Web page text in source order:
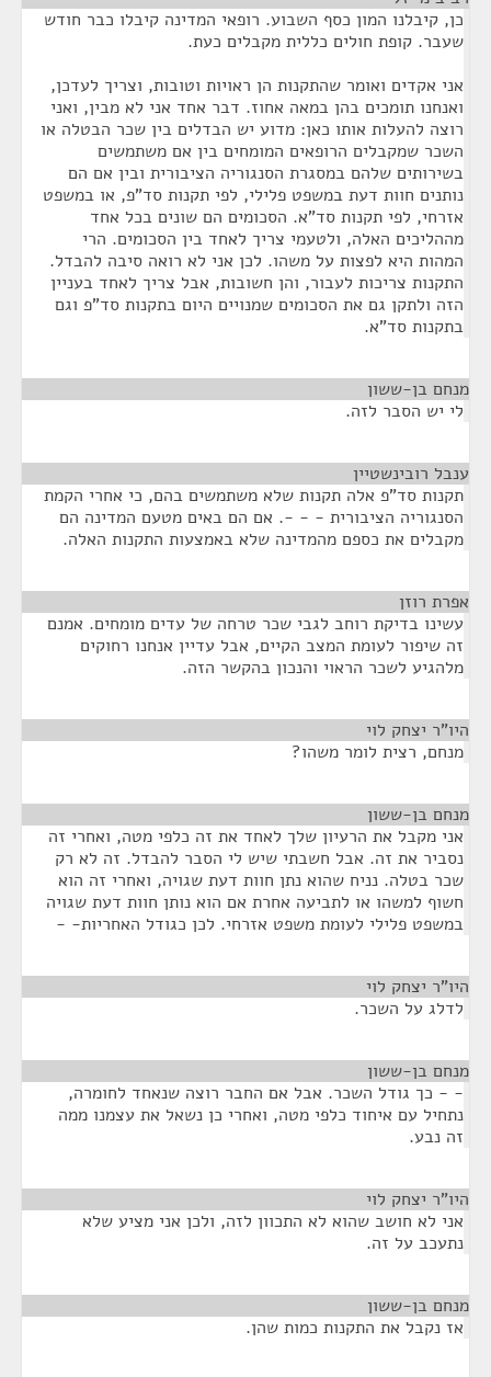
כן, קיבלנו המון כסף השבוע. רופאי המדינה קיבלו כבר חודש
שעבר. קופת חולים כללית מקבלים כעת.
אני אקדים ואומר שהתקנות הן ראויות וטובות, וצריך לעדכן,
ואנחנו תומכים בהן במאה אחוז. דבר אחד אני לא מבין, ואני
רוצה להעלות אותו כאן: מדוע יש הבדלים בין שכר הבטלה או
השכר שמקבלים הרופאים המומחים בין אם משתמשים
בשירותים שלהם במסגרת הסנגוריה הציבורית ובין אם הם
נותנים חוות דעת במשפט פלילי, לפי תקנות סד"פ, או במשפט
אזרחי, לפי תקנות סד"א. הסכומים הם שונים בכל אחד
מההליכים האלה, ולטעמי צריך לאחד בין הסכומים. הרי
המהות היא לפצות על משהו. לכן אני לא רואה סיבה להבדל.
התקנות צריכות לעבור, והן חשובות, אבל צריך לאחד בעניין
הזה ולתקן גם את הסכומים שמנויים היום בתקנות סד"פ וגם
בתקנות סד"א.
מנחם בן-ששון
לי יש הסבר לזה.
ענבל רובינשטיין
תקנות סד"פ אלה תקנות שלא משתמשים בהם, כי אחרי הקמת
הסנגוריה הציבורית - - -. אם הם באים מטעם המדינה הם
מקבלים את כספם מהמדינה שלא באמצעות התקנות האלה.
אפרת רוזן
עשינו בדיקת רוחב לגבי שכר טרחה של עדים מומחים. אמנם
זה שיפור לעומת המצב הקיים, אבל עדיין אנחנו רחוקים
מלהגיע לשכר הראוי והנכון בהקשר הזה.
היו"ר יצחק לוי
מנחם, רצית לומר משהו?
מנחם בן-ששון
אני מקבל את הרעיון שלך לאחד את זה כלפי מטה, ואחרי זה
נסביר את זה. אבל חשבתי שיש לי הסבר להבדל. זה לא רק
שכר בטלה. נניח שהוא נתן חוות דעת שגויה, ואחרי זה הוא
חשוף למשהו או לתביעה אחרת אם הוא נותן חוות דעת שגויה
במשפט פלילי לעומת משפט אזרחי. לכן כגודל האחריות- -
היו"ר יצחק לוי
לדלג על השכר.
מנחם בן-ששון
- - כך גודל השכר. אבל אם החבר רוצה שנאחד לחומרה,
נתחיל עם איחוד כלפי מטה, ואחרי כן נשאל את עצמנו ממה
זה נבע.
היו"ר יצחק לוי
אני לא חושב שהוא לא התכוון לזה, ולכן אני מציע שלא
נתעכב על זה.
מנחם בן-ששון
אז נקבל את התקנות כמות שהן.